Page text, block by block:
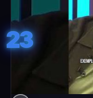
23